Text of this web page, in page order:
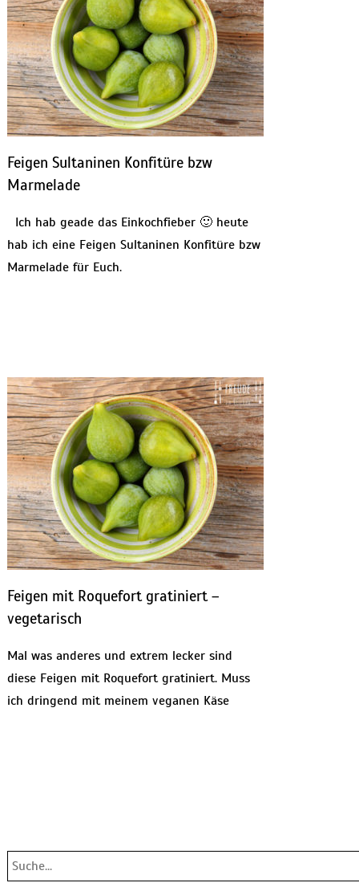
Feigen Sultaninen Konfitüre bzw
Marmelade
Ich hab geade das Einkochfieber 🙂 heute
hab ich eine Feigen Sultaninen Konfitüre bzw
Marmelade für Euch.
Feigen mit Roquefort gratiniert –
vegetarisch
Mal was anderes und extrem lecker sind
diese Feigen mit Roquefort gratiniert. Muss
ich dringend mit meinem veganen Käse